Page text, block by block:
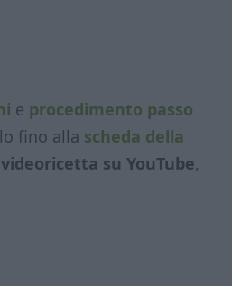
e procedimento passo
fino alla scheda della
videoricetta su YouTube,